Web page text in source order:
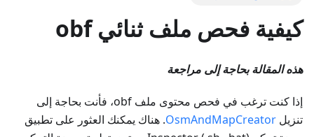
كيفية فحص ملف ثنائي obf
هذه المقالة بحاجة إلى مراجعة
إذا كنت ترغب في فحص محتوى ملف obf، فأنت بحاجة إلى
تنزيل OsmAndMapCreator. هناك يمكنك العثور على تطبيق